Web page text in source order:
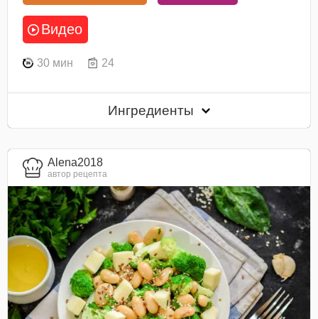
Видео
30 мин 24
Ингредиенты
Alena2018
автор рецепта